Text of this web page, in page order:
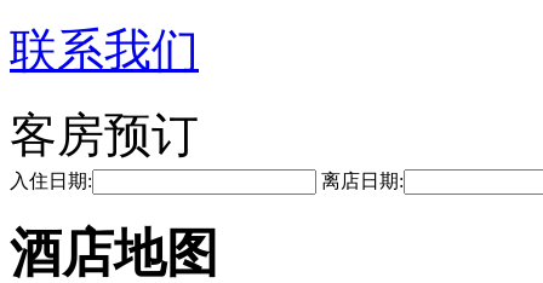
联系我们
客房预订
入住日期: 离店日期:
酒店地图